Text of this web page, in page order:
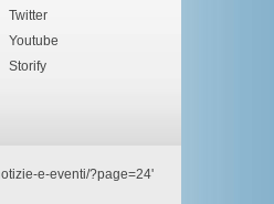
Twitter
Youtube
Storify